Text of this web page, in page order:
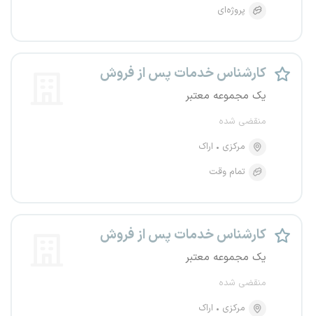
پروژه‌ای
کارشناس خدمات پس از فروش
یک مجموعه معتبر
منقضی شده
مرکزی
اراک
تمام وقت
کارشناس خدمات پس از فروش
یک مجموعه معتبر
منقضی شده
مرکزی
اراک